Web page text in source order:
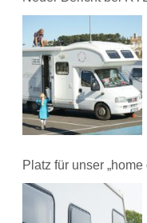
Platz für unser